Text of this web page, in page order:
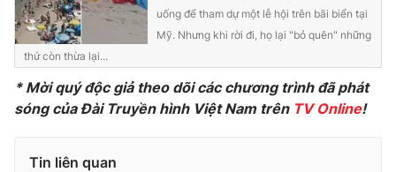
Video Shorts video
VTV Money VTV Thể thao
uống để tham dự một lễ hội trên bãi biển tại
Mỹ. Nhưng khi rời đi, họ lại "bỏ quên" những
thứ còn thừa lại...
* Mời quý độc giả theo dõi các chương trình đã phát
sóng của Đài Truyền hình Việt Nam trên TV Online!
Tin liên quan